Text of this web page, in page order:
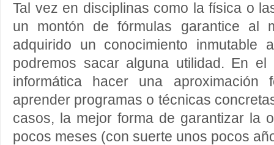
Tal vez en disciplinas como la física o
un montón de fórmulas garantice al
adquirido un conocimiento inmutable
podremos sacar alguna utilidad. En
informática hacer una aproximación
aprender programas o técnicas
casos, la mejor forma de garantizar la
pocos meses (con suerte unos pocos